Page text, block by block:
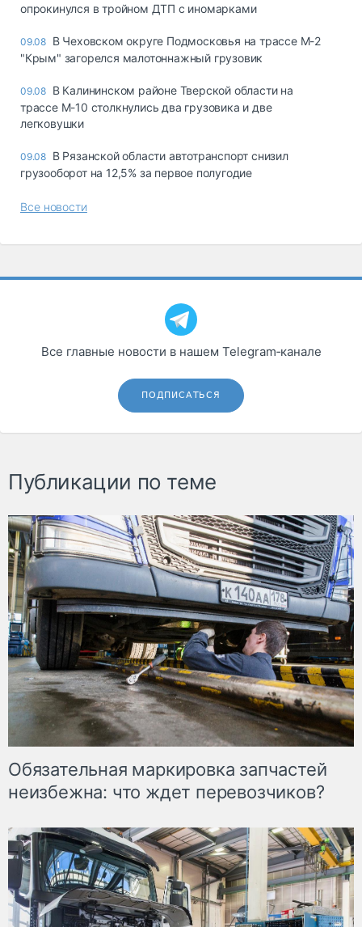
опрокинулся в тройном ДТП с иномарками
09.08 В Чеховском округе Подмосковья на трассе М-2
"Крым" загорелся малотоннажный грузовик
09.08 В Калининском районе Тверской области на
трассе М-10 столкнулись два грузовика и две
легковушки
09.08 В Рязанской области автотранспорт снизил
грузооборот на 12,5% за первое полугодие
Все новости
Все главные новости в нашем Telegram‑канале
ПОДПИСАТЬСЯ
Публикации по теме
Обязательная маркировка запчастей
неизбежна: что ждет перевозчиков?